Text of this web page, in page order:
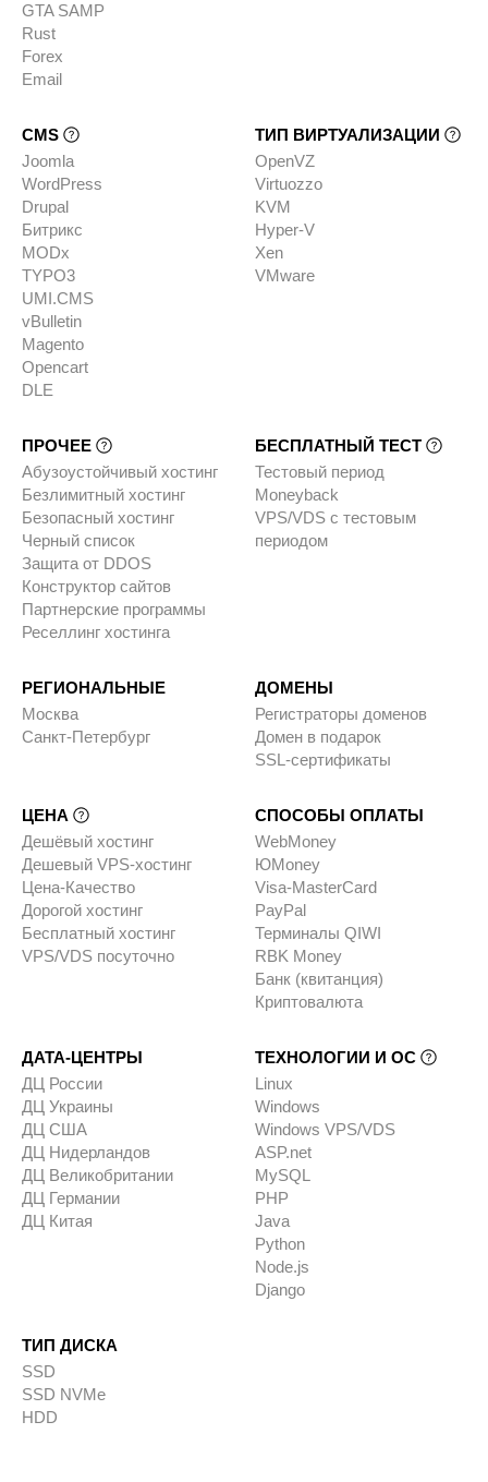
GTA SAMP
Rust
Forex
Email
CMS
Joomla
WordPress
Drupal
Битрикс
MODx
TYPO3
UMI.CMS
vBulletin
Magento
Opencart
DLE
ТИП ВИРТУАЛИЗАЦИИ
OpenVZ
Virtuozzo
KVM
Hyper-V
Xen
VMware
ПРОЧЕЕ
Абузоустойчивый хостинг
Безлимитный хостинг
Безопасный хостинг
Черный список
Защита от DDOS
Конструктор сайтов
Партнерские программы
Реселлинг хостинга
БЕСПЛАТНЫЙ ТЕСТ
Тестовый период
Moneyback
VPS/VDS с тестовым
периодом
РЕГИОНАЛЬНЫЕ
Москва
Санкт-Петербург
ДОМЕНЫ
Регистраторы доменов
Домен в подарок
SSL-сертификаты
ЦЕНА
Дешёвый хостинг
Дешевый VPS-хостинг
Цена-Качество
Дорогой хостинг
Бесплатный хостинг
VPS/VDS посуточно
СПОСОБЫ ОПЛАТЫ
WebMoney
ЮMoney
Visa-MasterCard
PayPal
Терминалы QIWI
RBK Money
Банк (квитанция)
Криптовалюта
ДАТА-ЦЕНТРЫ
ДЦ России
ДЦ Украины
ДЦ США
ДЦ Нидерландов
ДЦ Великобритании
ДЦ Германии
ДЦ Китая
ТЕХНОЛОГИИ И ОС
Linux
Windows
Windows VPS/VDS
ASP.net
MySQL
PHP
Java
Python
Node.js
Django
ТИП ДИСКА
SSD
SSD NVMe
HDD